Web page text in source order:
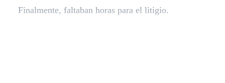
Finalmente, faltaban horas para el litigio.